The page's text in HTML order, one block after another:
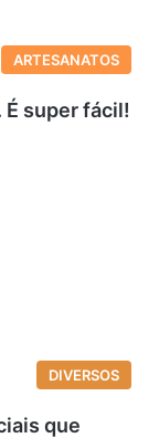
ARTESANATOS
super fácil!
DIVERSOS
que